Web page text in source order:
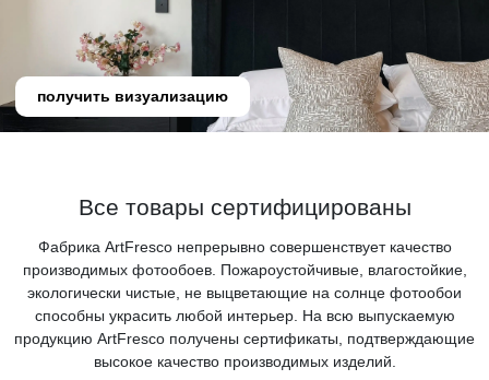
получить визуализацию
Все товары сертифицированы
Фабрика ArtFresco непрерывно совершенствует качество
производимых фотообоев. Пожароустойчивые, влагостойкие,
экологически чистые, не выцветающие на солнце фотообои
способны украсить любой интерьер. На всю выпускаемую
продукцию ArtFresco получены сертификаты, подтверждающие
высокое качество производимых изделий.